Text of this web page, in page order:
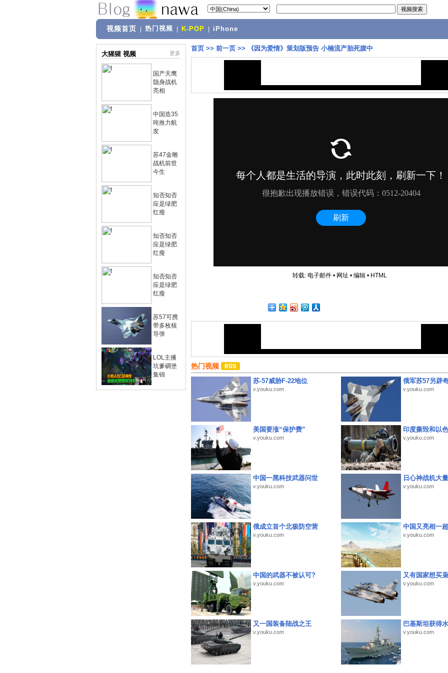
视频首页 热门视频 K-POP iPhone
大猩猩 视频 更多
国产天鹰
隐身战机
亮相
中国造35
吨推力航
发
苏47金雕
战机前世
今生
知否知否
应是绿肥
红瘦
知否知否
应是绿肥
红瘦
知否知否
应是绿肥
红瘦
苏57可携
带多枚核
导弹
LOL主播
坑爹碉堡
集锦
首页 >> 前一页 >> 《因为爱情》策划版预告 小楠流产胎死腹中
转载: 电子邮件• 网址 • 编辑• HTML
热门视频
苏-57威胁F-22地位
v.youku.com
俄军苏57另辟
v.youku.com
美国要涨“保护费”
v.youku.com
印度撕毁和以
v.youku.com
中国一黑科技武器问世
v.youku.com
日心神战机大
v.youku.com
俄成立首个北极防空营
v.youku.com
中国又亮相一
v.youku.com
中国的武器不被认可?
v.youku.com
又有国家想买
v.youku.com
又一国装备陆战之王
v.youku.com
巴基斯坦获得
v.youku.com